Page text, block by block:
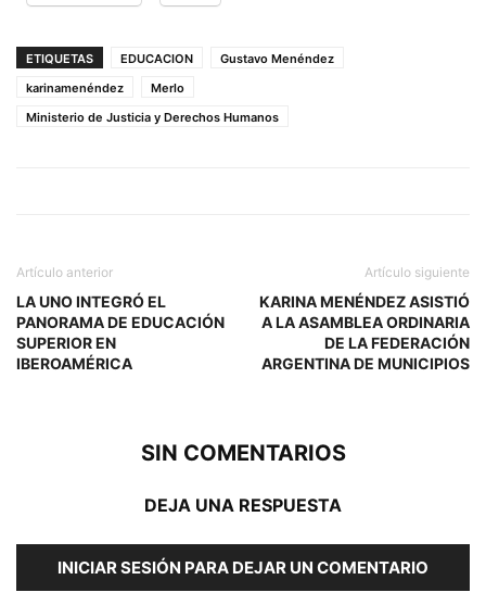
ETIQUETAS EDUCACION
Gustavo Menéndez
karinamenéndez
Merlo
Ministerio de Justicia y Derechos Humanos
Artículo anterior
LA UNO INTEGRÓ EL
PANORAMA DE EDUCACIÓN
SUPERIOR EN
IBEROAMÉRICA
Artículo siguiente
KARINA MENÉNDEZ ASISTIÓ
A LA ASAMBLEA ORDINARIA
DE LA FEDERACIÓN
ARGENTINA DE MUNICIPIOS
SIN COMENTARIOS
DEJA UNA RESPUESTA
INICIAR SESIÓN PARA DEJAR UN COMENTARIO